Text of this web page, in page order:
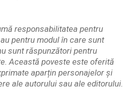
responsabilitatea pentru
pentru modul în care sunt
sunt răspunzători pentru
Această poveste este oferită
aparțin personajelor și
ale autorului sau ale editorului.